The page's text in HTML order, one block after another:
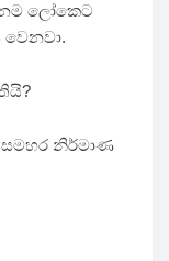
ලෝකෙට
නිර්මාණ